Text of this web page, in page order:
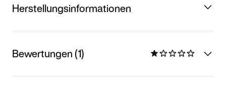
Herstellungsinformationen
Bewertungen (1)